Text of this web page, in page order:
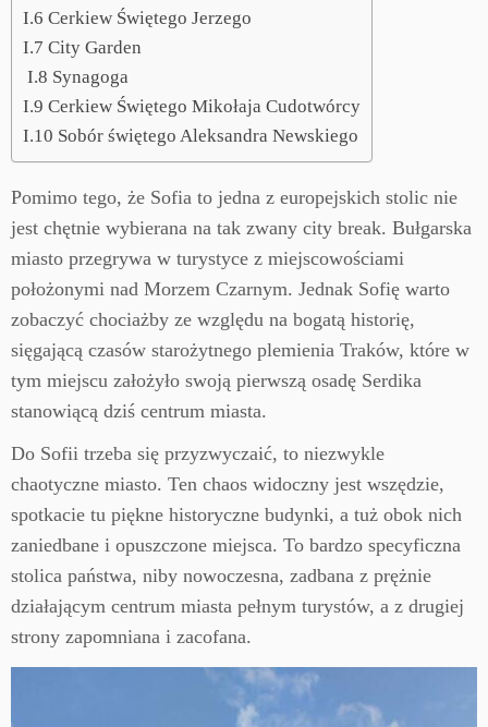
I.6 Cerkiew Świętego Jerzego
I.7 City Garden
I.8 Synagoga
I.9 Cerkiew Świętego Mikołaja Cudotwórcy
I.10 Sobór świętego Aleksandra Newskiego
Pomimo tego, że Sofia to jedna z europejskich stolic nie
jest chętnie wybierana na tak zwany city break. Bułgarska
miasto przegrywa w turystyce z miejscowościami
położonymi nad Morzem Czarnym. Jednak Sofię warto
zobaczyć chociażby ze względu na bogatą historię,
sięgającą czasów starożytnego plemienia Traków, które w
tym miejscu założyło swoją pierwszą osadę Serdika
stanowiącą dziś centrum miasta.
Do Sofii trzeba się przyzwyczaić, to niezwykle
chaotyczne miasto. Ten chaos widoczny jest wszędzie,
spotkacie tu piękne historyczne budynki, a tuż obok nich
zaniedbane i opuszczone miejsca. To bardzo specyficzna
stolica państwa, niby nowoczesna, zadbana z prężnie
działającym centrum miasta pełnym turystów, a z drugiej
strony zapomniana i zacofana.